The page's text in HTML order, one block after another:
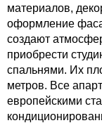
материалов,
оформление
создают
приобрести
спальнями. Их
метров. Все
европейскими